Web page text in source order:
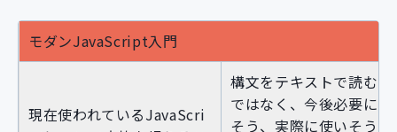
モダンJavaScript入門
現在使われているJavaScri
構文をテキストで読むだ
ではなく、今後必要にな
そう、実際に使いそうな